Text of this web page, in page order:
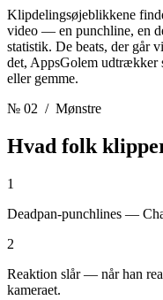
Klipdelingsøjeblikkene
video — en punchline, en
statistik. De beats, der går
det, AppsGolem udtrækker
eller gemme.
№ 02 / Mønstre
Hvad folk
1
Deadpan-punchlines —
2
Reaktion slår — når han
kameraet.